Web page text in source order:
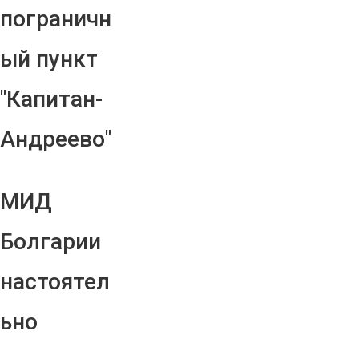
пограничн
ый пункт
"Капитан-
Андреево"
МИД
Болгарии
настоятел
ьно